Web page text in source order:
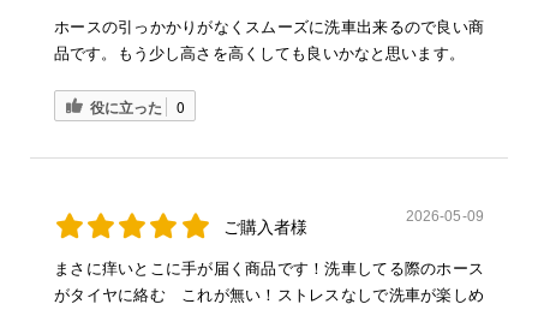
ホースの引っかかりがなくスムーズに洗車出来るので良い商
品です。もう少し高さを高くしても良いかなと思います。
役に立った 0
ご購入者様
2026-05-09
まさに痒いとこに手が届く商品です！洗車してる際のホース
がタイヤに絡む これが無い！ストレスなしで洗車が楽しめ